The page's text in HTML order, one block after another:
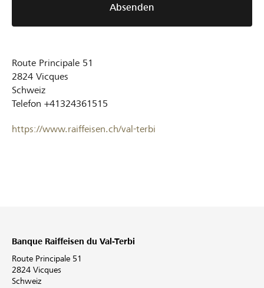
Absenden
Route Principale 51
2824 Vicques
Schweiz
Telefon +41324361515
https://www.raiffeisen.ch/val-terbi
Banque Raiffeisen du Val-Terbi
Route Principale 51
2824 Vicques
Schweiz